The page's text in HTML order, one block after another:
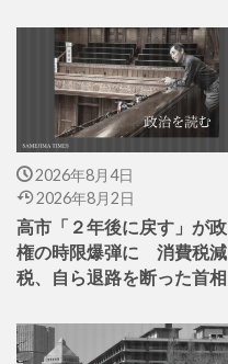
2026年8月4日
2026年8月2日
高市「２年後に戻す」が政
権の時限爆弾に 消費税減
税、自ら退路を断った首相